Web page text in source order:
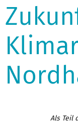
Als Teil